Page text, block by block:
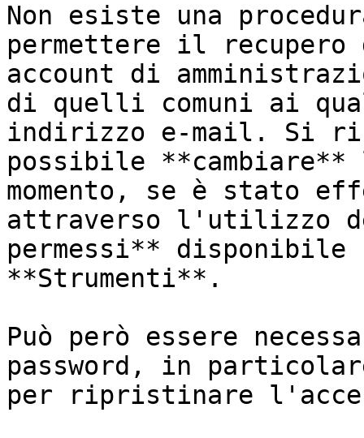
Non esiste una
permettere il recupero
account di
di quelli comuni ai
indirizzo e-mail. Si
possibile **cambiare**
momento, se è stato
attraverso l'utilizzo
permessi**
**Strumenti**.
Può però essere
password, in
per ripristinare